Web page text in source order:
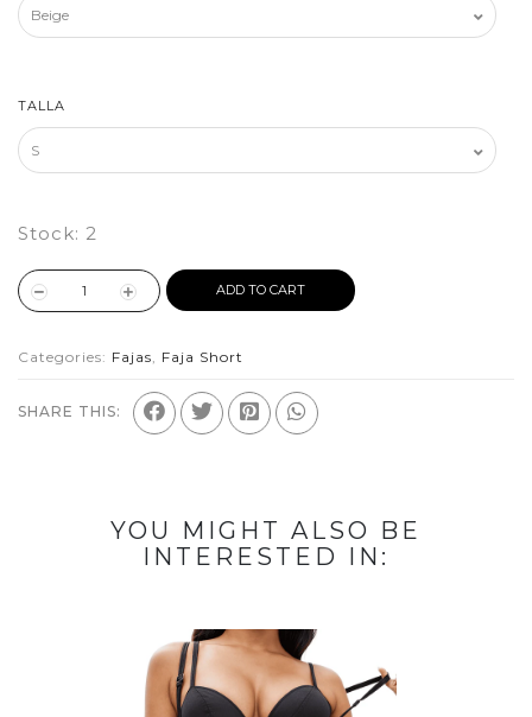
TALLA
Stock: 2
ADD TO CART
Categories: Fajas, Faja Short
SHARE THIS:
YOU MIGHT ALSO BE
INTERESTED IN: